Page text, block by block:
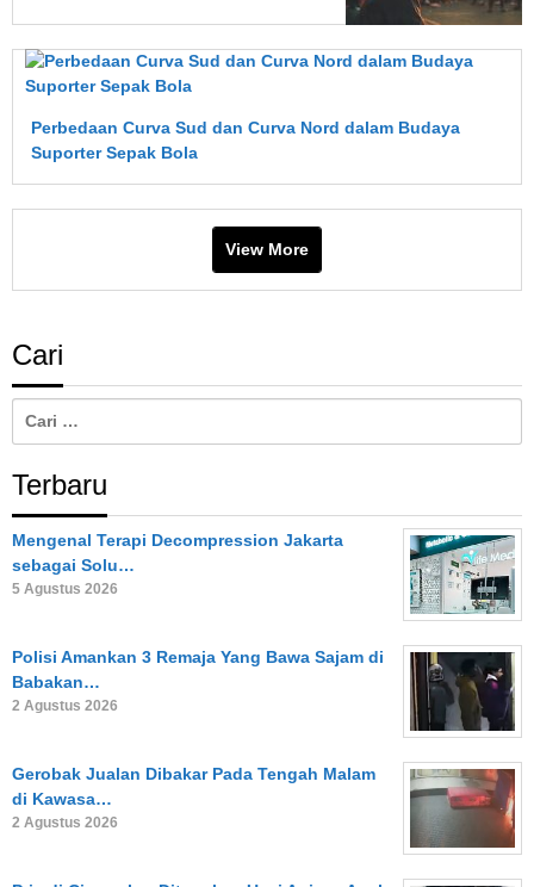
Perbedaan Curva Sud dan Curva Nord dalam Budaya
Suporter Sepak Bola
View More
Cari
untuk:
Terbaru
Mengenal Terapi Decompression Jakarta
sebagai Solu…
5 Agustus 2026
Polisi Amankan 3 Remaja Yang Bawa Sajam di
Babakan…
2 Agustus 2026
Gerobak Jualan Dibakar Pada Tengah Malam
di Kawasa…
2 Agustus 2026